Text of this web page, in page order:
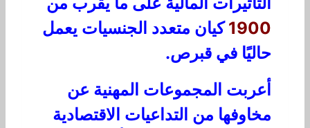
1900كيان متعدد الجنسيات يعمل
حاليًا في قبرص.
أعربت المجموعات المهنية عن
مخاوفها من التداعيات الاقتصادية